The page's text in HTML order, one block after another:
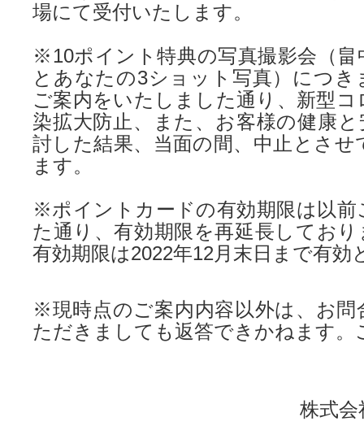
場にて受付いたします。
※10ポイント特典の写真撮影会（畠
とあなたの3ショット写真）につき
ご案内をいたしました通り、新型
染拡大防止、また、お客様の健康
討した結果、当面の間、中止とさ
ます。
※ポイントカードの有効期限は以前
た通り、有効期限を再延長してお
有効期限は2022年12月末日まで有効
※現時点のご案内内容以外は、お問
ただきましても返答できかねます。
株式